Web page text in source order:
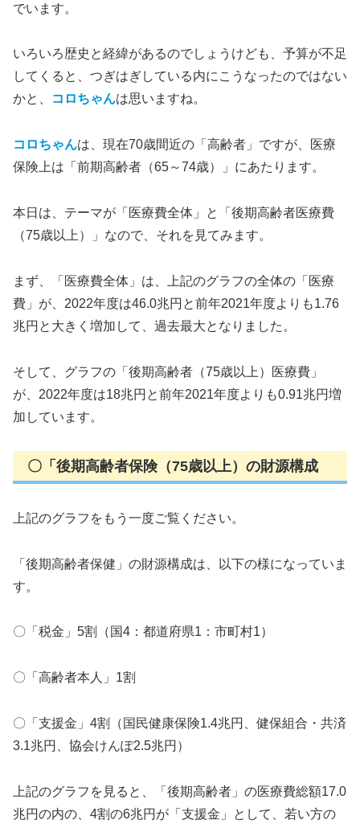
でいます。
いろいろ歴史と経緯があるのでしょうけども、予算が不足
してくると、つぎはぎしている内にこうなったのではない
かと、
コロちゃんは思いますね。
コロちゃんは、現在70歳間近の「高齢者」ですが、医療
保険上は「前期高齢者（65～74歳）」にあたります。
本日は、テーマが「医療費全体」と「後期高齢者医療費
（75歳以上）」なので、それを見てみます。
まず、「医療費全体」は、上記のグラフの全体の「医療
費」が、2022年度は46.0兆円と前年2021年度よりも1.76
兆円と大きく増加して、過去最大となりました。
そして、グラフの「後期高齢者（75歳以上）医療費」
が、2022年度は18兆円と前年2021年度よりも0.91兆円増
加しています。
〇「後期高齢者保険（75歳以上）の財源構成
上記のグラフをもう一度ご覧ください。
「後期高齢者保健」の財源構成は、以下の様になっていま
す。
〇「税金」5割（国4：都道府県1：市町村1）
〇「高齢者本人」1割
〇「支援金」4割（国民健康保険1.4兆円、健保組合・共済
3.1兆円、協会けんぽ2.5兆円）
上記のグラフを見ると、「後期高齢者」の医療費総額17.0
兆円の内の、4割の6兆円が「支援金」として、若い方の